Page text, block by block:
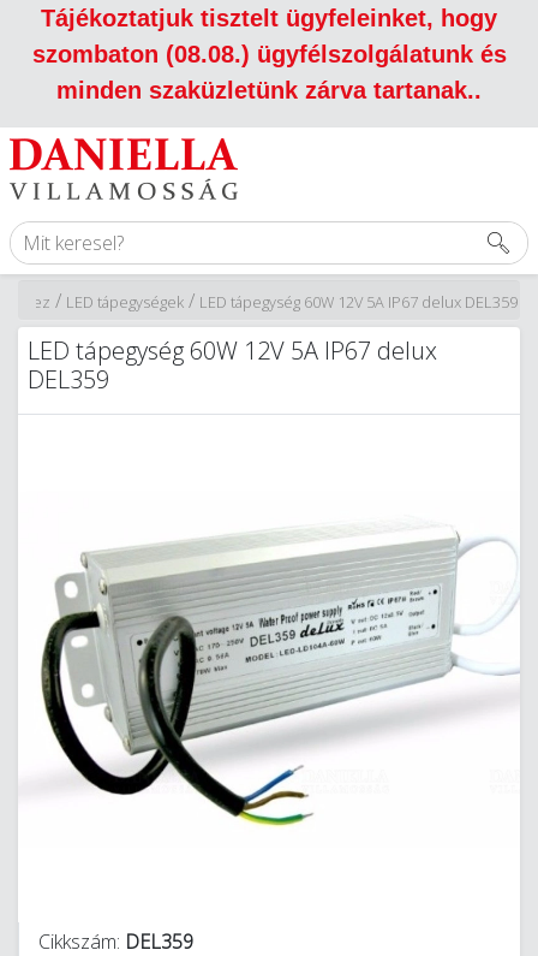
Tájékoztatjuk tisztelt ügyfeleinket, hogy
szombaton (08.08.) ügyfélszolgálatunk és
minden szaküzletünk zárva tartanak..
LED tápegység 60W 12V 5A IP67 delux DEL359
/
LED tápegységek
/
LED tápegység 60W 12V 5A IP67 delux
DEL359
Cikkszám: DEL359